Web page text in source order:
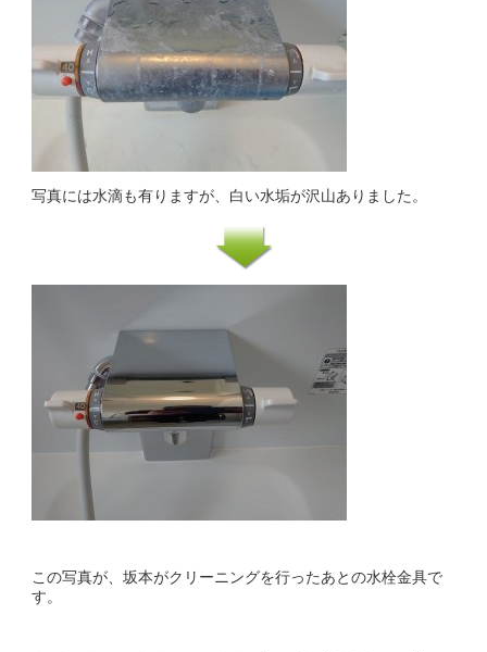
写真には水滴も有りますが、白い水垢が沢山ありました。
この写真が、坂本がクリーニングを行ったあとの水栓金具で
す。